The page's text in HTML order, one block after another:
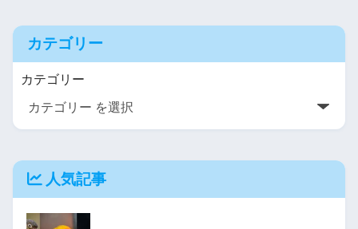
カテゴリー
カテゴリー
人気記事